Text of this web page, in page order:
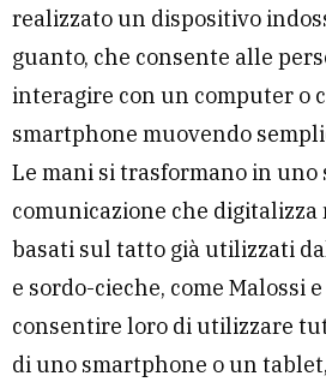
realizzato un dispositivo
guanto, che consente alle
interagire con un computer o
smartphone muovendo
Le mani si trasformano in
comunicazione che
basati sul tatto già utilizzati
e sordo-cieche, come Malossi
consentire loro di utilizzare
di uno smartphone o un